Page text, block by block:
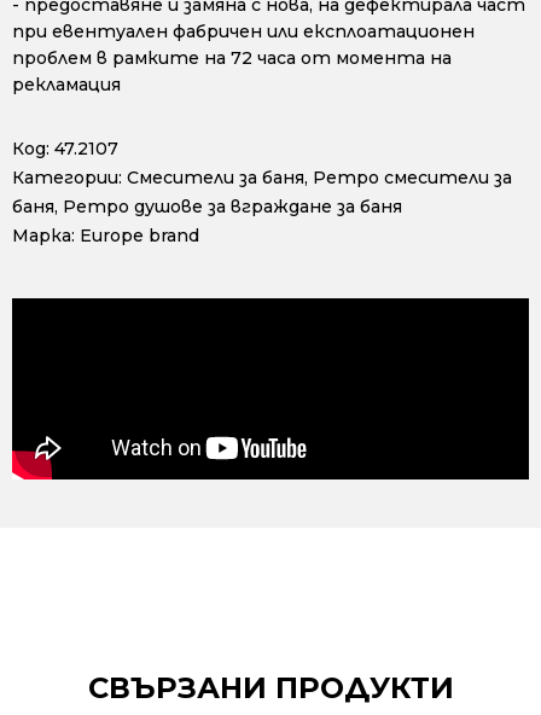
- предоставяне и замяна с нова, на дефектирала част
при евентуален фабричен или експлоатационен
проблем в рамките на 72 часа от момента на
рекламация
Код: 47.2107
Категории: Смесители за баня, Ретро смесители за
баня, Ретро душове за вграждане за баня
Марка: Europe brand
СВЪРЗАНИ ПРОДУКТИ